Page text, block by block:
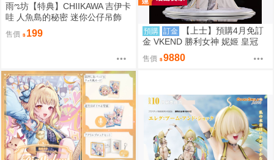
雨ಌ坊【特典】CHIIKAWA 吉伊卡
哇 人魚島的秘密 迷你公仔吊飾
（吉伊、小八、烏薩奇、小桃、
栗子、師傅、古本、獅薩）
售價 199 預購 訂金
【上士】預購4月免訂
金 VKEND 勝利女神 妮姬 皇冠
榮耀之花 1/4 附特典 1025
售價 9880